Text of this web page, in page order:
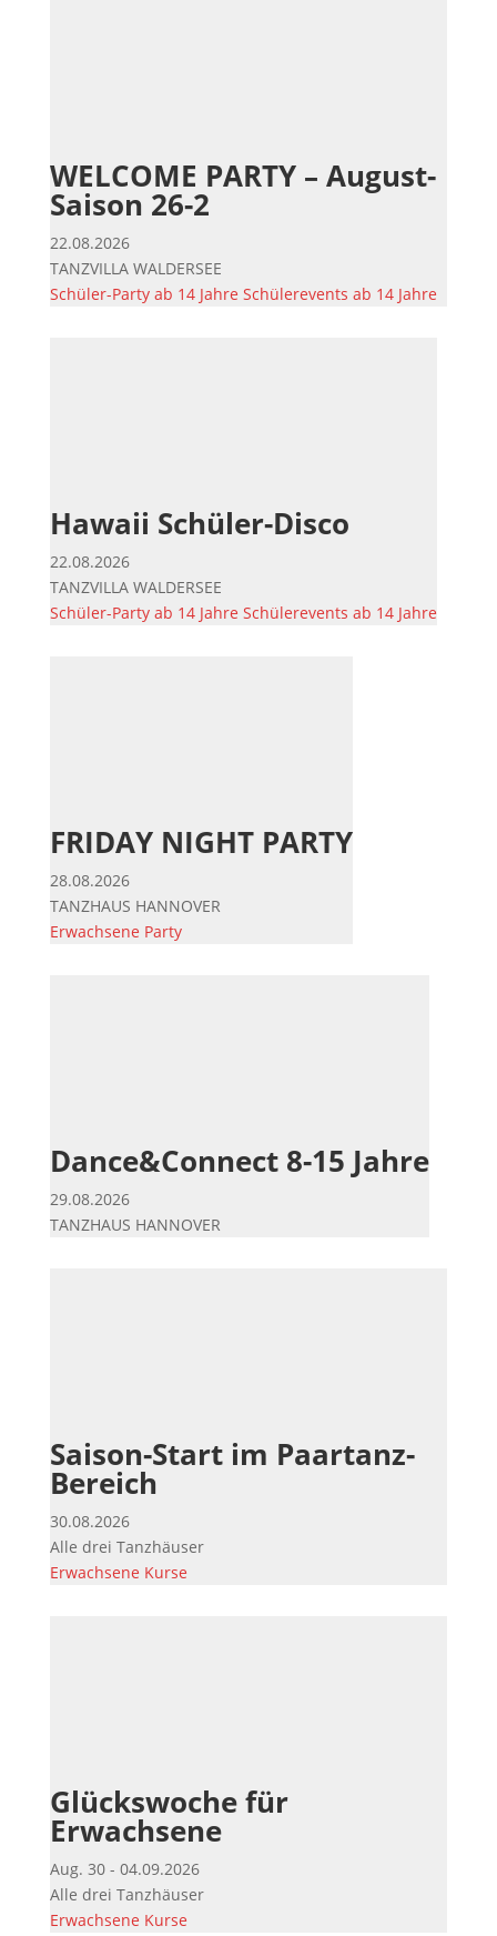
WELCOME PARTY – August-
Saison 26-2
22.08.2026
TANZVILLA WALDERSEE
Schüler-Party ab 14 Jahre Schülerevents ab 14 Jahre
Hawaii Schüler-Disco
22.08.2026
TANZVILLA WALDERSEE
Schüler-Party ab 14 Jahre Schülerevents ab 14 Jahre
FRIDAY NIGHT PARTY
28.08.2026
TANZHAUS HANNOVER
Erwachsene Party
Dance&Connect 8-15 Jahre
29.08.2026
TANZHAUS HANNOVER
Saison-Start im Paartanz-
Bereich
30.08.2026
Alle drei Tanzhäuser
Erwachsene Kurse
Glückswoche für
Erwachsene
Aug. 30 - 04.09.2026
Alle drei Tanzhäuser
Erwachsene Kurse